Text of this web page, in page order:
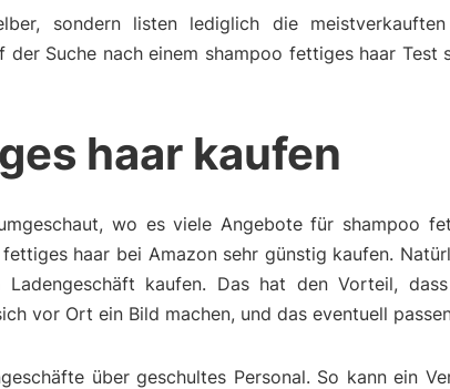
sondern listen lediglich die
der Suche nach einem shampoo fettiges haar Test
haar kaufen
wo es viele Angebote für shampoo
haar bei Amazon sehr günstig kaufen.
Ladengeschäft kaufen. Das hat den Vorteil,
vor Ort ein Bild machen, und das eventuell
über geschultes Personal. So kann ein